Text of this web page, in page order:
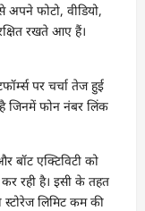
अपने फोटो, वीडियो,
रखते आए हैं।
पर चर्चा तेज हुई
जिनमें फोन नंबर लिंक
बॉट एक्टिविटी को
रही है। इसी के तहत
लिमिट कम की